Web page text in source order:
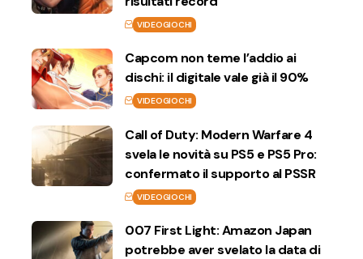
VIDEOGIOCHI
Capcom non teme l’addio ai
dischi: il digitale vale già il 90%
VIDEOGIOCHI
Call of Duty: Modern Warfare 4
svela le novità su PS5 e PS5 Pro:
confermato il supporto al PSSR
VIDEOGIOCHI
007 First Light: Amazon Japan
potrebbe aver svelato la data di